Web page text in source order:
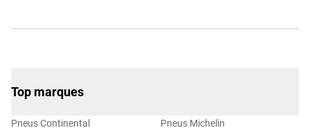
Top marques
Pneus Continental Pneus Michelin